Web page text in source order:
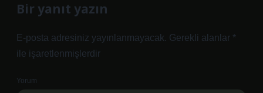
Bir yanıt yazın
E-posta adresiniz yayınlanmayacak. Gerekli alanlar *
ile işaretlenmişlerdir
Yorum